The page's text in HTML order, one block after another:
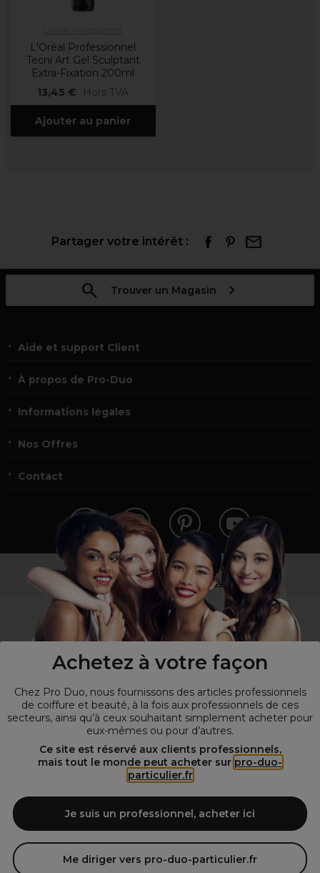
Achetez à votre façon
Chez Pro Duo, nous fournissons des articles professionnels
de coiffure et beauté, à la fois aux professionnels de ces
secteurs, ainsi qu’à ceux souhaitant simplement acheter pour
eux-mêmes ou pour d’autres.
Ce site est réservé aux clients professionnels,
mais tout le monde peut acheter sur pro-duo-
particulier.fr
Je suis un professionnel, acheter ici
Me diriger vers pro-duo-particulier.fr
L'Oréal Professionnel
Tecni Art Gel Sculptant
Extra-Fixation 200ml
13,45 €
Hors TVA
Ajouter au panier
Partager votre intérêt :
Trouver un Magasin
Aide et support Client
À propos de Pro-Duo
Informations légales
Nos Offres
Contact
Vous n’êtes pas un professionnel ?
Visitez notre site pour les particuliers!
Spécialiste de la coiffure et de la beauté, nous vous proposons une
large sélection de produits professionnels pour la coiffure et
Duo le fournisseur incontournable des salons de coiffure et instituts
de beauté! Notre gamme de produits s’adresse également à tous ceux
qui sont à la recherche de produits et d'accessoires de coiffure et de
matériel esthétique de qualité.